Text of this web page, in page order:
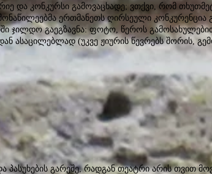
და კონკურსი გამოვაცხადე; ვთქვი, რომ
ერთმანეთს ღირსეული კონკურენცია
ჯილდო გაეგზავნა: ფოტო, წეროს
ასაცილებლად (უკვე ჟიურის წევრებს შორის,
პასუხების გარეშე, რადგან თეატრი არის თვით